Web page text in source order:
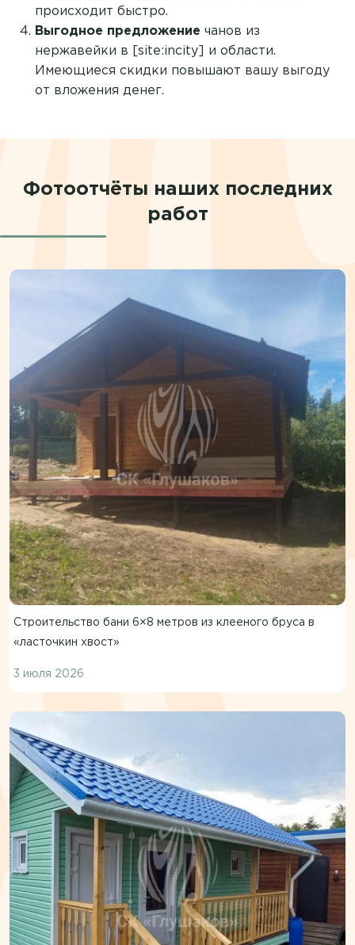
происходит быстро.
Выгодное предложение чанов из
нержавейки в [site:incity] и области.
Имеющиеся скидки повышают вашу выгоду
от вложения денег.
Фотоотчёты наших последних
работ
Строительство бани 6×8 метров из клееного бруса в
«ласточкин хвост»
3 июля 2026